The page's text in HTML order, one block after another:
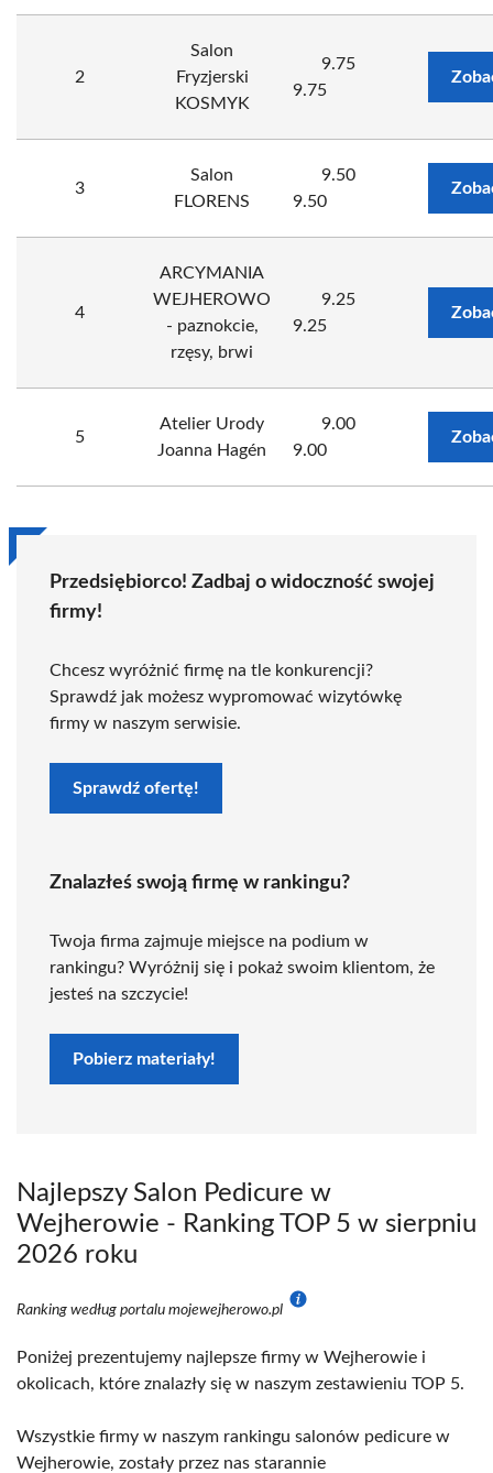
2
Salon
Fryzjerski
KOSMYK
9.75
9.75
3
Salon
FLORENS
9.50
9.50
4
ARCYMANIA
WEJHEROWO
- paznokcie,
rzęsy, brwi
9.25
9.25
5
Atelier Urody
Joanna Hagén
9.00
9.00
Przedsiębiorco! Zadbaj o widoczność swojej
firmy!
Chcesz wyróżnić firmę na tle konkurencji?
Sprawdź jak możesz wypromować wizytówkę
firmy w naszym serwisie.
Sprawdź ofertę!
Znalazłeś swoją firmę w rankingu?
Twoja firma zajmuje miejsce na podium w
rankingu? Wyróżnij się i pokaż swoim klientom, że
jesteś na szczycie!
Pobierz materiały!
Najlepszy Salon Pedicure w
Wejherowie - Ranking TOP 5 w sierpniu
2026 roku
Ranking według portalu mojewejherowo.pl
Poniżej prezentujemy najlepsze firmy w Wejherowie i
okolicach, które znalazły się w naszym zestawieniu TOP 5.
Wszystkie firmy w naszym rankingu salonów pedicure w
Wejherowie, zostały przez nas starannie